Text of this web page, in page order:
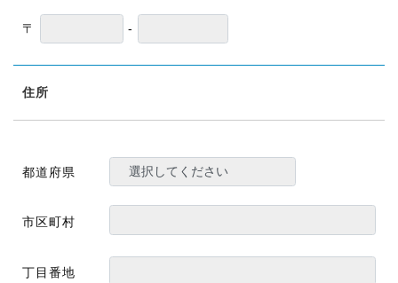
〒 -
住所
都道府県
市区町村
丁目番地